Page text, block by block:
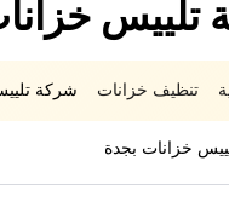
خزانات بجدة
تنظيف خزانات شركة تلييس